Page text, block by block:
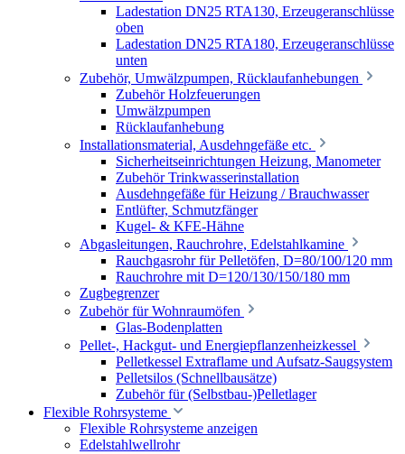
Ladestation DN25 RTA130, Erzeugeranschlüsse
oben
Ladestation DN25 RTA180, Erzeugeranschlüsse
unten
Zubehör, Umwälzpumpen, Rücklaufanhebungen
Zubehör Holzfeuerungen
Umwälzpumpen
Rücklaufanhebung
Installationsmaterial, Ausdehngefäße etc.
Sicherheitseinrichtungen Heizung, Manometer
Zubehör Trinkwasserinstallation
Ausdehngefäße für Heizung / Brauchwasser
Entlüfter, Schmutzfänger
Kugel- & KFE-Hähne
Abgasleitungen, Rauchrohre, Edelstahlkamine
Rauchgasrohr für Pelletöfen, D=80/100/120 mm
Rauchrohre mit D=120/130/150/180 mm
Zugbegrenzer
Zubehör für Wohnraumöfen
Glas-Bodenplatten
Pellet-, Hackgut- und Energiepflanzenheizkessel
Pelletkessel Extraflame und Aufsatz-Saugsystem
Pelletsilos (Schnellbausätze)
Zubehör für (Selbstbau-)Pelletlager
Flexible Rohrsysteme
Flexible Rohrsysteme anzeigen
Edelstahlwellrohr